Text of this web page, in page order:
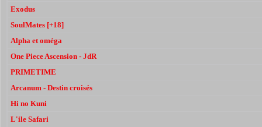
Exodus
SoulMates [+18]
Alpha et oméga
One Piece Ascension - JdR
PRIMETIME
Arcanum - Destin croisés
Hi no Kuni
L'ile Safari